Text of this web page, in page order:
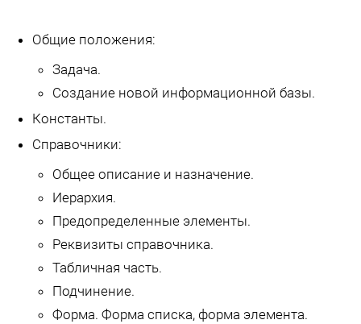
Общие положения:
Задача.
Создание новой информационной базы.
Константы.
Справочники:
Общее описание и назначение.
Иерархия.
Предопределенные элементы.
Реквизиты справочника.
Табличная часть.
Подчинение.
Форма. Форма списка, форма элемента.